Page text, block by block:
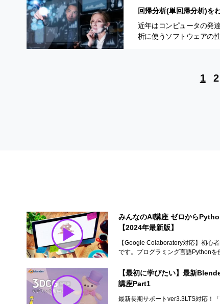
回帰分析(単回帰分析)を
近年はコンピュータの発
析に使うソフトウェアの
1 2
みんなのAI講座 ゼロから
【2024年最新版】
【Google Colaboratory対応】初心
です。プログラミング言語Pythonを
【最初に学びたい】最新
講座Part1
最新長期サポートver3.3LTS対応！